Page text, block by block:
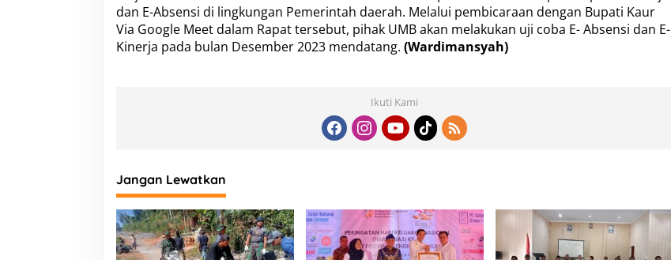
dan E-Absensi di lingkungan Pemerintah daerah. Melalui pembicaraan dengan Bupati Kaur
Via Google Meet dalam Rapat tersebut, pihak UMB akan melakukan uji coba E- Absensi dan E-
Kinerja pada bulan Desember 2023 mendatang. (Wardimansyah)
Ikuti Kami
Jangan Lewatkan